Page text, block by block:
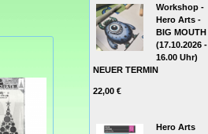
Workshop -
Hero Arts -
BIG MOUTH
(17.10.2026 -
16.00 Uhr)
NEUER TERMIN
22,00 €
Hero Arts